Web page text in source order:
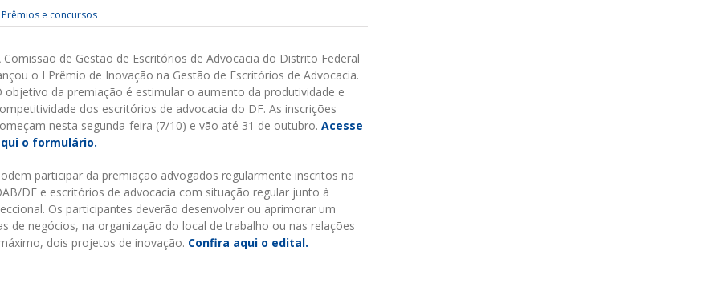
Prêmios e concursos
Comissão de Gestão de Escritórios de Advocacia do Distrito Federal
o I Prêmio de Inovação na Gestão de Escritórios de Advocacia.
objetivo da premiação é estimular o aumento da produtividade e
dos escritórios de advocacia do DF. As inscrições
nesta segunda-feira (7/10) e vão até 31 de outubro. Acesse
o formulário.
participar da premiação advogados regularmente inscritos na
DF e escritórios de advocacia com situação regular junto à
Os participantes deverão desenvolver ou aprimorar um
de negócios, na organização do local de trabalho ou nas relações
dois projetos de inovação. Confira aqui o edital.